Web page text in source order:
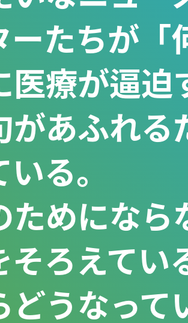
ーたちが「
医療が逼迫
あふれる
る。
ためになら
そろえてい
どうなって